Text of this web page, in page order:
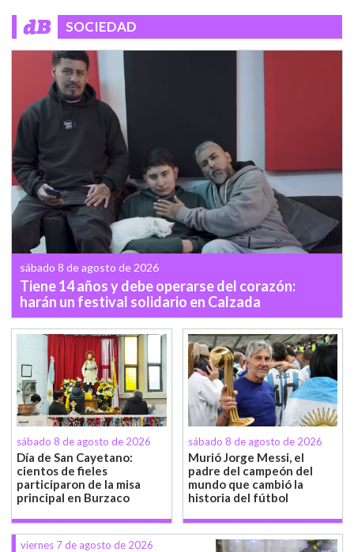
SOCIEDAD
sábado 8 de agosto de 2026
Tiene 14 años y debe operarse del corazón:
harán un festival solidario en Calzada
sábado 8 de agosto de 2026
Día de San Cayetano:
cientos de fieles
participaron de la misa
principal en Burzaco
sábado 8 de agosto de 2026
Murió Jorge Messi, el
padre del campeón del
mundo que cambió la
historia del fútbol
viernes 7 de agosto de 2026